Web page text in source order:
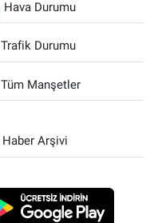
Hava Durumu
Trafik Durumu
Tüm Manşetler
Haber Arşivi